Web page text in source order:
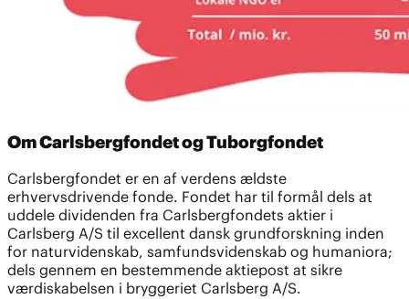
Om Carlsbergfondet og Tuborgfondet
Carlsbergfondet er en af verdens ældste
erhvervsdrivende fonde. Fondet har til formål dels at
uddele dividenden fra Carlsbergfondets aktier i
Carlsberg A/S til excellent dansk grundforskning inden
for naturvidenskab, samfundsvidenskab og humaniora;
dels gennem en bestemmende aktiepost at sikre
værdiskabelsen i bryggeriet Carlsberg A/S.